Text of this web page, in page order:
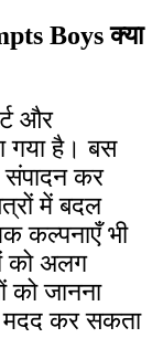
Boys क्या
और
गया है। बस
कर
में बदल
कल्पनाएँ भी
को अलग
को जानना
मदद कर सकता